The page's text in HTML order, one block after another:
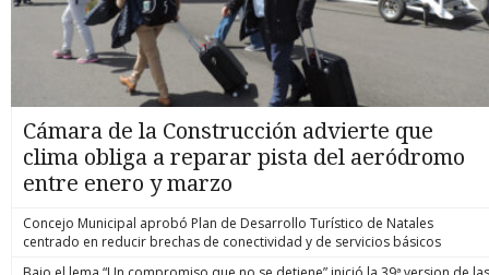
Cámara de la Construcción advierte que
clima obliga a reparar pista del aeródromo
entre enero y marzo
Concejo Municipal aprobó Plan de Desarrollo Turístico de Natales
centrado en reducir brechas de conectividad y de servicios básicos